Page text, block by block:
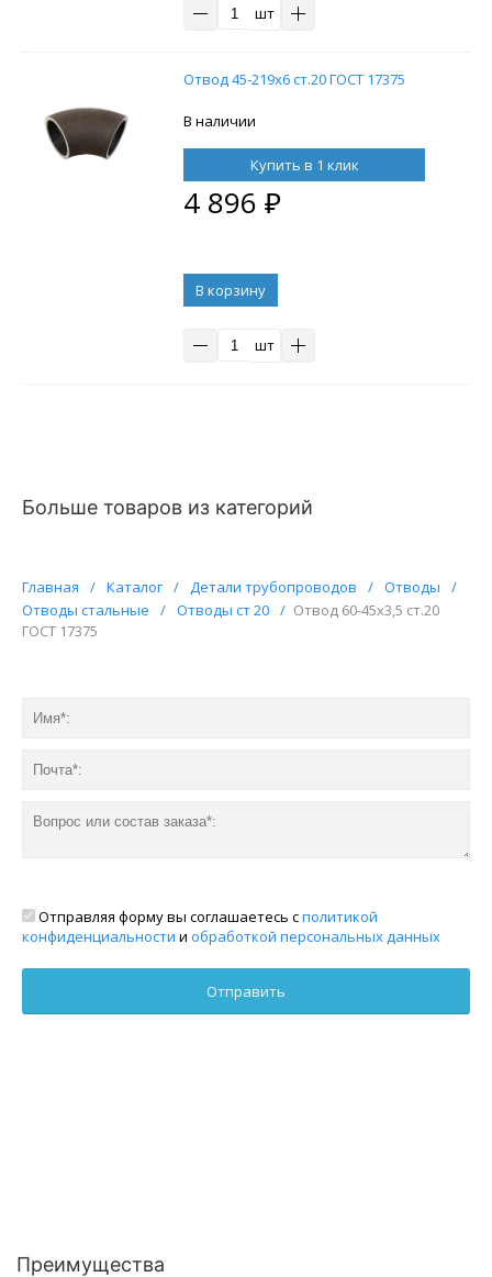
шт
Отвод 45-219х6 ст.20 ГОСТ 17375
В наличии
Купить в 1 клик
4 896 ₽
В корзину
шт
Больше товаров из категорий
Главная / Каталог / Детали трубопроводов / Отводы
/
Отводы стальные
/ Отводы ст 20 / Отвод 60-45х3,5 ст.20
ГОСТ 17375
Отправляя форму вы соглашаетесь сполитикой
конфиденциальности и обработкой персональных данных
Преимущества